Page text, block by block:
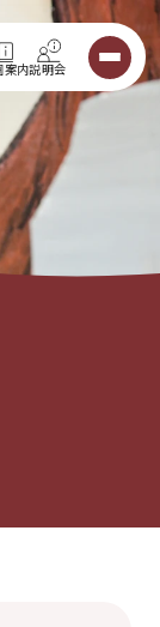
案内説明会